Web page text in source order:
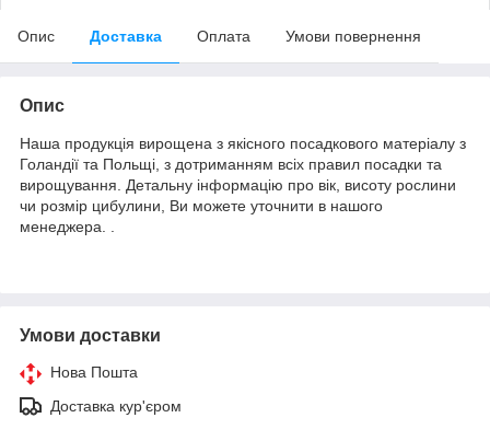
Опис Доставка Оплата Умови повернення
Опис
Наша продукція вирощена з якісного посадкового матеріалу з
Голандії та Польщі, з дотриманням всіх правил посадки та
вирощування. Детальну інформацію про вік, висоту рослини
чи розмір цибулини, Ви можете уточнити в нашого
менеджера. .
Умови доставки
Нова Пошта
Доставка кур'єром